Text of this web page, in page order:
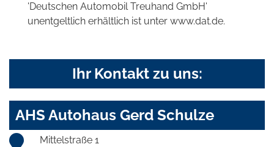
'Deutschen Automobil Treuhand GmbH'
unentgeltlich erhältlich ist unter www.dat.de.
Ihr Kontakt zu uns:
AHS Autohaus Gerd Schulze
Mittelstraße 1